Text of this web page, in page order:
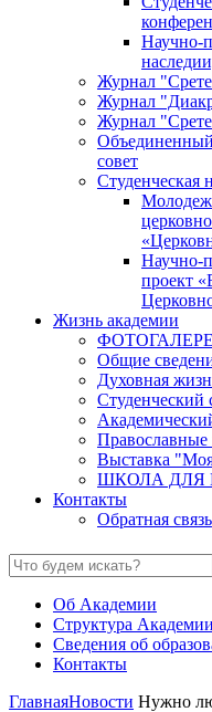
Научно-
Журнал
Журнал
Журнал
совет
Студенческая
Научно-
проект
Жизнь академии
Общие
Духовная
Студенческий
Православные
Выставка
ШКОЛА ДЛЯ
Контакты
Обратная связь
Об Академии
Структура Академии
Сведения об
Контакты
ГлавнаяНовости Нужно